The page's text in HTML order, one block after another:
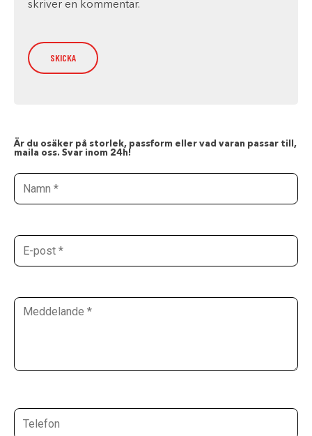
skriver en kommentar.
Är du osäker på storlek, passform eller vad varan passar till,
maila oss. Svar inom 24h!